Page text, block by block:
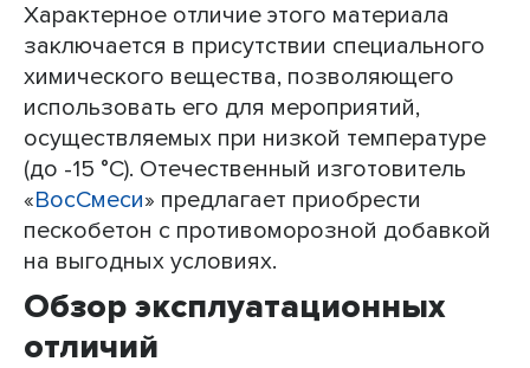
Характерное отличие этого материала
заключается в присутствии специального
химического вещества, позволяющего
использовать его для мероприятий,
осуществляемых при низкой температуре
(до -15 °C). Отечественный изготовитель
«ВосСмеси» предлагает приобрести
пескобетон с противоморозной добавкой
на выгодных условиях.
Обзор эксплуатационных
отличий